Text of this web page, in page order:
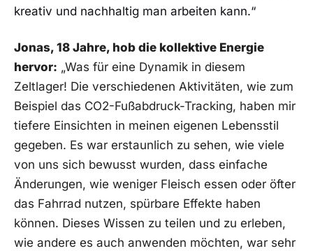
kreativ und nachhaltig man‍ arbeiten kann.“
Jonas, 18 ‌Jahre, hob ⁣die ‍kollektive Energie
hervor: „Was für eine Dynamik in diesem
Zeltlager! ​Die verschiedenen Aktivitäten, wie ​zum⁢
Beispiel das CO2-Fußabdruck-Tracking, haben mir
⁢tiefere Einsichten in⁢ meinen eigenen Lebensstil
gegeben. ⁢Es‌ war erstaunlich zu⁢ sehen, wie viele⁣
von uns sich ⁢bewusst wurden, dass‍ einfache
Änderungen, wie ​weniger Fleisch essen oder öfter‍
das Fahrrad nutzen, spürbare ‌Effekte haben⁤
können. Dieses⁤ Wissen zu teilen und zu erleben,
⁣wie andere es auch anwenden möchten, war sehr